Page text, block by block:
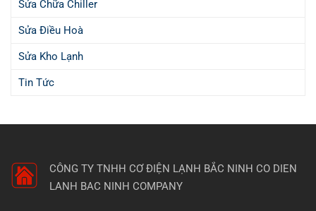
Sửa Chữa Chiller
Sửa Điều Hoà
Sửa Kho Lạnh
Tin Tức
CÔNG TY TNHH CƠ ĐIỆN LẠNH BẮC NINH CO DIEN
LANH BAC NINH COMPANY